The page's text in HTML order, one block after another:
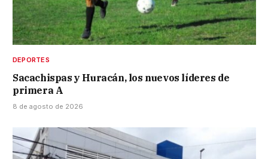
DEPORTES
Sacachispas y Huracán, los nuevos líderes de
primera A
8 de agosto de 2026